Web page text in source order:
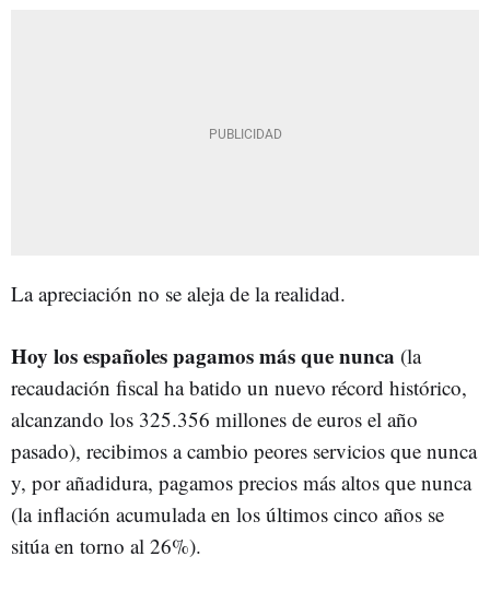
La apreciación no se aleja de la realidad.
Hoy los españoles pagamos más que nunca (la
recaudación fiscal ha batido un nuevo récord histórico,
alcanzando los 325.356 millones de euros el año
pasado), recibimos a cambio peores servicios que nunca
y, por añadidura, pagamos precios más altos que nunca
(la inflación acumulada en los últimos cinco años se
sitúa en torno al 26%).